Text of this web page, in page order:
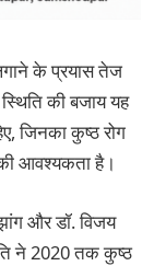
के प्रयास तेज
की बजाय यह
जिनका कुष्‍ठ रोग
आवश्‍यकता है।
और डॉ. विजय
ने 2020 तक कुष्‍ठ